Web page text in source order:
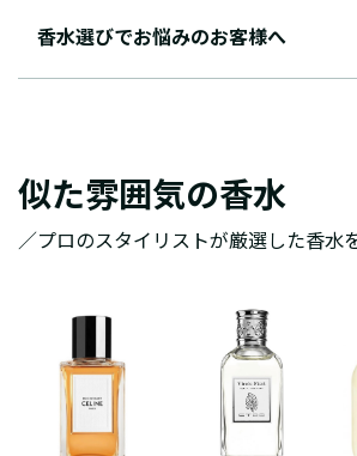
香水選びでお悩みのお客様へ
似た雰囲気の香水
／プロのスタイリストが厳選した香水